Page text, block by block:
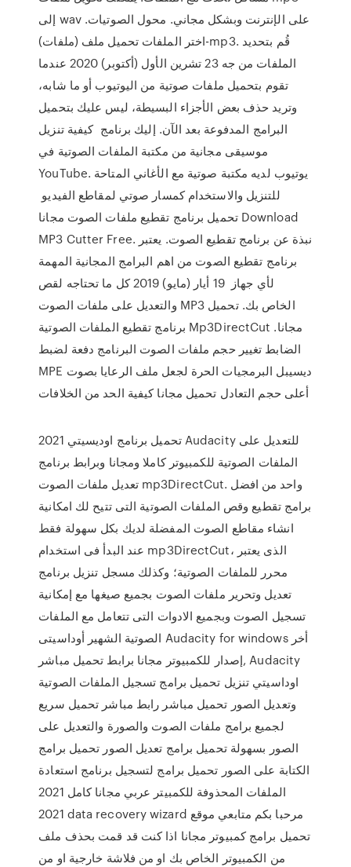
إلى wav على الإنترنت وبشكل مجاني. محول الصوتيات.
اختر الملفات تحميل ملف (ملفات)-mp3. قُم بتحديد
الملفات من جه 23 تشرين الأول (أكتوبر) 2020 عندما
تقوم بتحميل ملفات صوتية من اليوتيوب أو ما شابه،
وتريد حذف بعض الأجزاء البسيطة، ليس عليك بتحميل
البرامج المدفوعة بعد الآن. إليك برنامج كيفية تنزيل
موسيقى مجانية من مكتبة الملفات الصوتية في
YouTube. يوتيوب لديه مكتبة صوتية مع الأغاني المتاحة
للتنزيل والاستخدام كمسار صوتي لمقاطع الفيديو
تحميل برنامج تقطيع ملفات الصوت مجانا Download
MP3 Cutter Free. نبذة عن برنامج تقطيع الصوت. يعتبر
برنامج تقطيع الصوت من اهم البرامج المجانية المهمة
لأي جهاز 19 أيار (مايو) 2019 كل ما تحتاجه لقص
والتعديل على ملفات الصوت MP3 الخاص بك. تحميل
برنامج تقطيع الملفات الصوتية Mp3DirectCut مجانا.
الضابط تغيير حجم ملفات الصوت البرنامج دفعة لضبط
MPE ديسيبل البرمجيات الحرة لجعل ملف الرعايا بصوت
تحميل برنامج اوديسيتي 2021 Audacity للتعديل على
الملفات الصوتية للكمبيوتر كاملا ومجانا وبرابط برنامج
تعديل ملفات الصوت mp3DirectCut. واحد من افضل
برامج تقطيع وقص الملفات الصوتية التى تتيح لك امكانية
انشاء مقاطع الصوت المفضلة لديك بكل سهولة فقط
عند البدأ فى استخدام mp3DirectCut، الذى يعتبر
محرر للملفات الصوتية؛ وكذلك مسجل تنزيل برنامج
تعديل وتحرير ملفات الصوت بجميع صيغها مع إمكانية
تسجيل الصوت وبجميع الادوات التى تتعامل مع الملفات
الصوتية الشهير أوداسيتى Audacity for windows أخر
إصدار للكمبيوتر مجانا برابط تحميل مباشر, Audacity
اوداسيتي تنزيل تحميل برامج تسجيل الملفات الصوتية
وتعديل الصور تحميل مباشر رابط مباشر تحميل سريع
لجميع برامج ملفات الصوت والصورة والتعديل على
الصور بسهولة تحميل برامج تعديل الصور تحميل برامج
الكتابة على الصور تحميل برامج لتسجيل برنامج استعادة
الملفات المحذوفة للكمبيتر عربي مجانا كامل 2021
2021 data recovery wizard مرحبا بكم متابعي موقع
تحميل برامج كمبيوتر مجانا اذا كنت قد قمت بحذف ملف
من الكمبيوتر الخاص بك او من فلاشة خارجية او من